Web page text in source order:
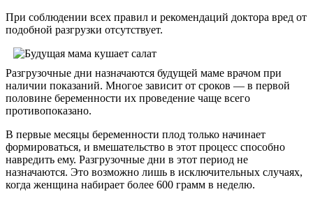
При соблюдении всех правил и рекомендаций доктора вред от
подобной разгрузки отсутствует.
Разгрузочные дни назначаются будущей маме врачом при
наличии показаний. Многое зависит от сроков — в первой
половине беременности их проведение чаще всего
противопоказано.
В первые месяцы беременности плод только начинает
формироваться, и вмешательство в этот процесс способно
навредить ему. Разгрузочные дни в этот период не
назначаются. Это возможно лишь в исключительных случаях,
когда женщина набирает более 600 грамм в неделю.